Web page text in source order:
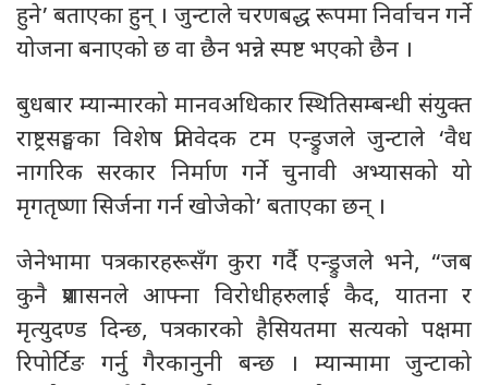
हुने’ बताएका हुन् । जुन्टाले चरणबद्ध रूपमा निर्वाचन गर्ने
योजना बनाएको छ वा छैन भन्ने स्पष्ट भएको छैन ।
बुधबार म्यान्मारको मानवअधिकार स्थितिसम्बन्धी संयुक्त
राष्ट्रसङ्घका विशेष प्रतिवेदक टम एन्ड्रुजले जुन्टाले ‘वैध
नागरिक सरकार निर्माण गर्ने चुनावी अभ्यासको यो
मृगतृष्णा सिर्जना गर्न खोजेको’ बताएका छन् ।
जेनेभामा पत्रकारहरूसँग कुरा गर्दै एन्ड्रुजले भने, “जब
कुनै प्रशासनले आफ्ना विरोधीहरुलाई कैद, यातना र
मृत्युदण्ड दिन्छ, पत्रकारको हैसियतमा सत्यको पक्षमा
रिपोर्टिङ गर्नु गैरकानुनी बन्छ । म्यान्मामा जुन्टाको